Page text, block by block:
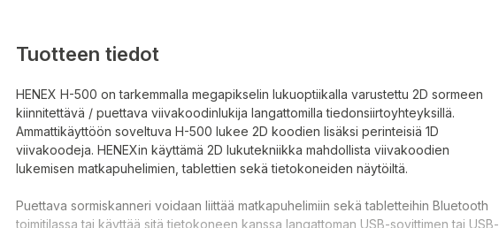
Tuotteen tiedot
HENEX H-500 on tarkemmalla megapikselin lukuoptiikalla varustettu 2D sormeen
kiinnitettävä / puettava viivakoodinlukija langattomilla tiedonsiirtoyhteyksillä.
Ammattikäyttöön soveltuva H-500 lukee 2D koodien lisäksi perinteisiä 1D
viivakoodeja. HENEXin käyttämä 2D lukutekniikka mahdollista viivakoodien
lukemisen matkapuhelimien, tablettien sekä tietokoneiden näytöiltä.
Puettava sormiskanneri voidaan liittää matkapuhelimiin sekä tabletteihin Bluetooth
toimitilassa tai käyttää sitä tietokoneen kanssa langattoman USB-sovittimen tai USB-